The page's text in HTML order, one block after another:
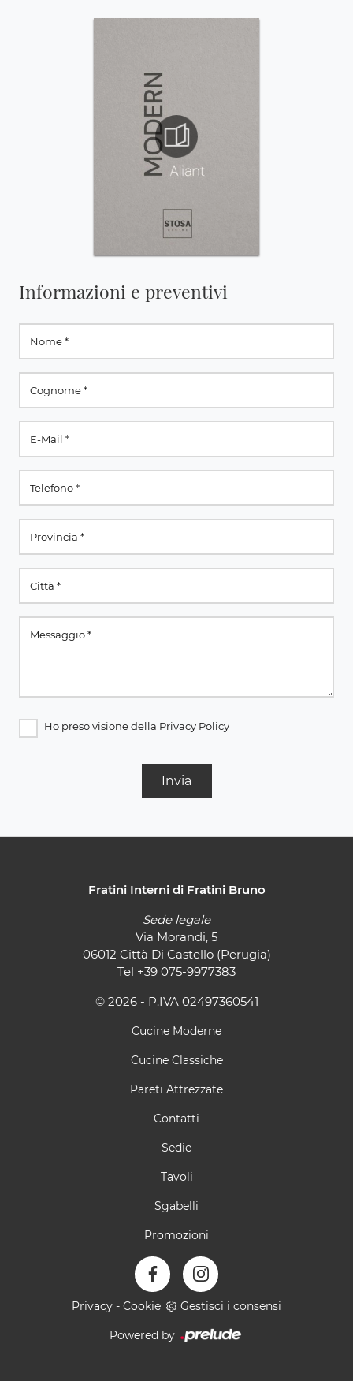
Informazioni e preventivi
Ho preso visione della Privacy Policy
Invia
Fratini Interni di Fratini Bruno
Sede legale
Via Morandi, 5
06012 Città Di Castello (Perugia)
Tel +39 075-9977383
© 2026 - P.IVA 02497360541
Cucine Moderne
Cucine Classiche
Pareti Attrezzate
Contatti
Sedie
Tavoli
Sgabelli
Promozioni
Privacy - Cookie Gestisci i consensi
Powered by